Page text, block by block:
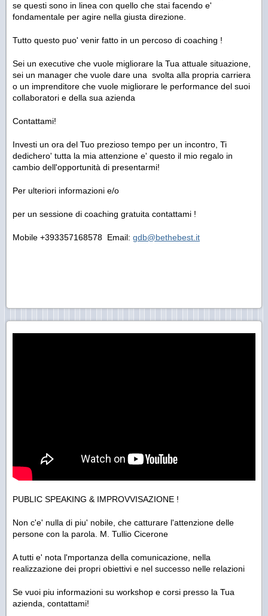
se questi sono in linea con quello che stai facendo e'
fondamentale per agire nella giusta direzione.
Tutto questo puo' venir fatto in un percoso di coaching !
Sei un executive che vuole migliorare la Tua attuale situazione,
sei un manager che vuole dare una svolta alla propria carriera
o un imprenditore che vuole migliorare le performance del suoi
collaboratori e della sua azienda
Contattami!
Investi un ora del Tuo prezioso tempo per un incontro, Ti
dedichero' tutta la mia attenzione e' questo il mio regalo in
cambio dell'opportunità di presentarmi!
Per ulteriori informazioni e/o
per un sessione di coaching gratuita contattami !
Mobile +393357168578 Email: gdb@bethebest.it
PUBLIC SPEAKING & IMPROVVISAZIONE !
Non c'e' nulla di piu' nobile, che catturare l'attenzione delle
persone con la parola. M. Tullio Cicerone
A tutti e' nota l'mportanza della comunicazione, nella
realizzazione dei propri obiettivi e nel successo nelle relazioni
Se vuoi piu informazioni su workshop e corsi presso la Tua
azienda, contattami!